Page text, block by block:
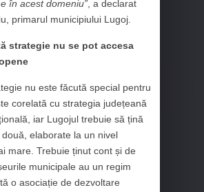
în acest domeniu”, a declarat
primarul municipiului Lugoj.
strategie nu se pot accesa
nu este făcută special pentru
corelată cu strategia județeană
iar Lugojul trebuie să țină
elaborate la un nivel
mare. Trebuie ținut cont și de
municipale au un regim
o asociație de dezvoltare